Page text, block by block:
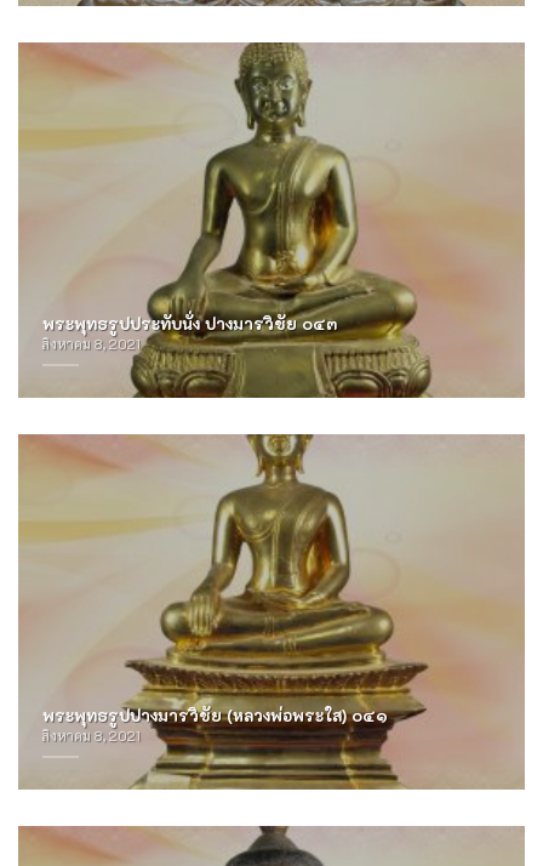
พระพุทธรูปประทับนั่ง ปางมารวิชัย ๐๔๓
สิงหาคม 8, 2021
พระพุทธรูปปางมารวิชัย (หลวงพ่อพระใส) ๐๔๑
สิงหาคม 8, 2021